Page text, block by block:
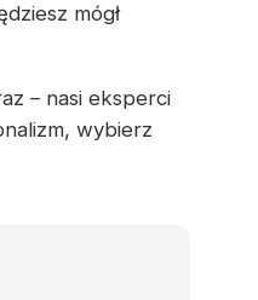
mógł
– nasi eksperci
wybierz